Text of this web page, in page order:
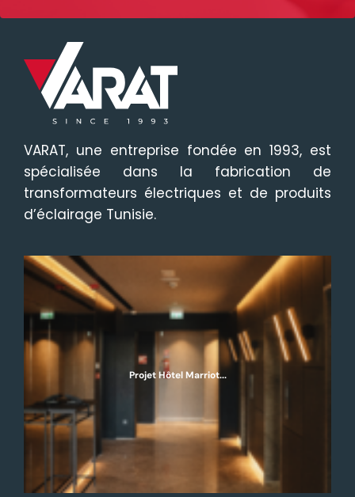
VARAT, une entreprise fondée en 1993, est
spécialisée dans la fabrication de
transformateurs électriques et de produits
d’éclairage Tunisie.
Projet Hôtel Marriot...